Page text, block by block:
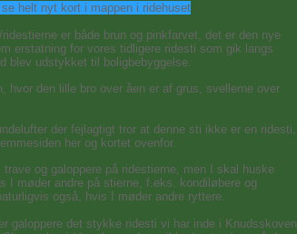
helt nyt kort i mappen i ridehuset
er både brun og pinkfarvet, det er den nye
erstatning for vores tidligere ridesti som gik langs
blev udstykket til boligbebyggelse.
hvor den lille bro over åen er af grus, svellerne over
der fejlagtigt tror at denne sti ikke er en ridesti,
her og kortet ovenfor.
trave og galoppere på ridestierne, men I skal huske
I møder andre på stierne, f.eks. kondiløbere og
også, hvis I møder andre ryttere.
galoppere det stykke ridesti vi har inde i Knudsskoven